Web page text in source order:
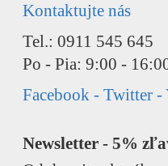
Kontaktujte nás
Tel.: 0911 545 645
Po - Pia: 9:00 -
Facebook - Twitter -
Newsletter - 5%